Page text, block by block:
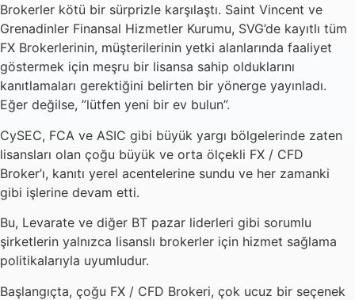
Brokerler kötü bir sürprizle karşılaştı. Saint Vincent ve
Grenadinler Finansal Hizmetler Kurumu, SVG’de kayıtlı tüm
FX Brokerlerinin, müşterilerinin yetki alanlarında faaliyet
göstermek için meşru bir lisansa sahip olduklarını
kanıtlamaları gerektiğini belirten bir yönerge yayınladı.
Eğer değilse, ”lütfen yeni bir ev bulun”.
CySEC, FCA ve ASIC gibi büyük yargı bölgelerinde zaten
lisansları olan çoğu büyük ve orta ölçekli FX / CFD
Broker’ı, kanıtı yerel acentelerine sundu ve her zamanki
gibi işlerine devam etti.
Bu, Levarate ve diğer BT pazar liderleri gibi sorumlu
şirketlerin yalnızca lisanslı brokerler için hizmet sağlama
politikalarıyla uyumludur.
Başlangıçta, çoğu FX / CFD Brokeri, çok ucuz bir seçenek